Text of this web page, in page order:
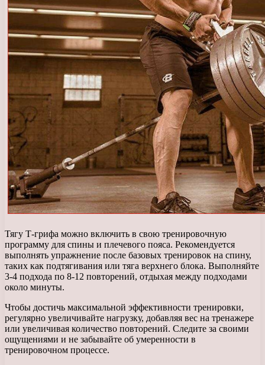
Тягу Т-грифа можно включить в свою тренировочную
программу для спины и плечевого пояса. Рекомендуется
выполнять упражнение после базовых тренировок на спину,
таких как подтягивания или тяга верхнего блока. Выполняйте
3-4 подхода по 8-12 повторений, отдыхая между подходами
около минуты.
Чтобы достичь максимальной эффективности тренировки,
регулярно увеличивайте нагрузку, добавляя вес на тренажере
или увеличивая количество повторений. Следите за своими
ощущениями и не забывайте об умеренности в
тренировочном процессе.